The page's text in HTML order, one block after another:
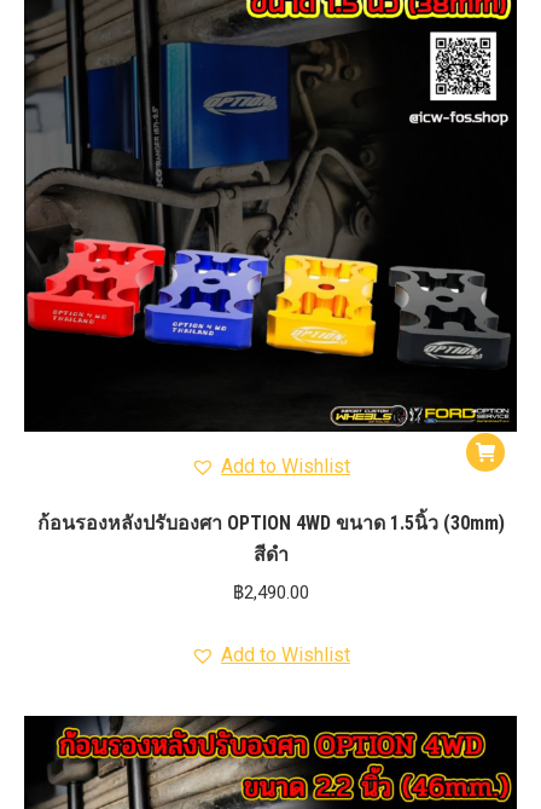
Add to Wishlist
ก้อนรองหลังปรับองศา OPTION 4WD ขนาด 1.5นิ้ว (30mm)
สีดำ
฿2,490.00
Add to Wishlist